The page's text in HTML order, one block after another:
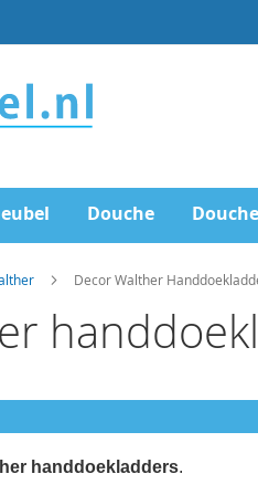
Douche
Decor Walther
handdoekladders.